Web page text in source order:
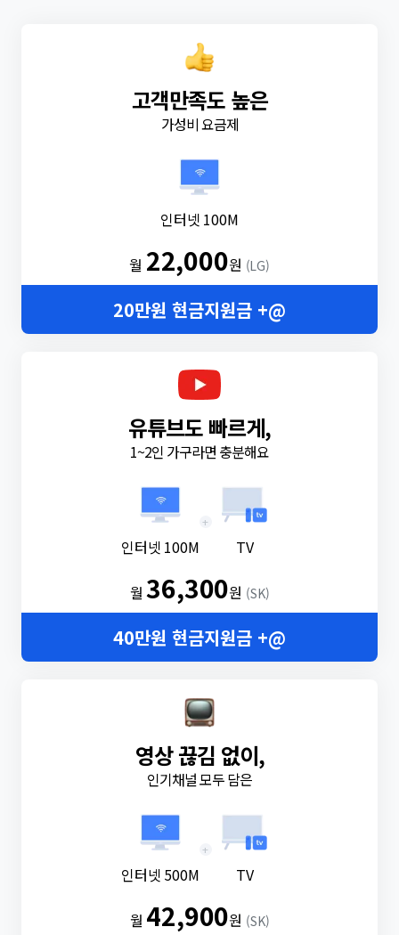
고객만족도 높은
가성비 요금제
인터넷 100M
월 22,000원 (LG)
20만원 현금지원금 +@
유튜브도 빠르게,
1~2인 가구라면 충분해요
인터넷 100M
+
TV
월36,300원 (SK)
40만원 현금지원금 +@
영상 끊김 없이,
인기채널 모두 담은
인터넷 500M
+
TV
월 42,900원 (SK)